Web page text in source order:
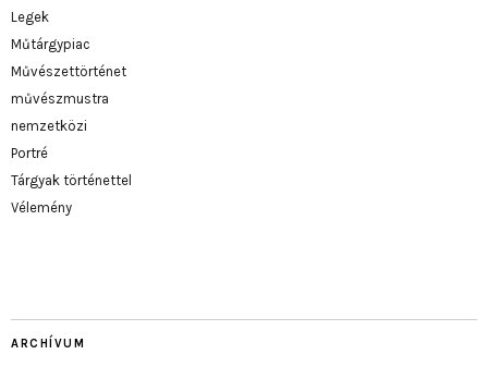
Legek
Műtárgypiac
Művészettörténet
művészmustra
nemzetközi
Portré
Tárgyak történettel
Vélemény
ARCHÍVUM